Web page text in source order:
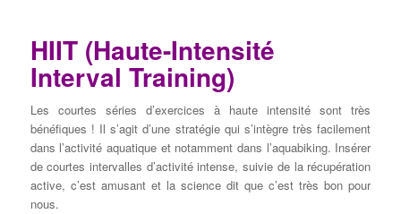
HIIT (Haute-Intensité
Interval Training)
Les courtes séries d’exercices à haute intensité sont très
bénéfiques ! Il s’agit d’une stratégie qui s’intègre très facilement
dans l’activité aquatique et notamment dans l’aquabiking. Insérer
de courtes intervalles d’activité intense, suivie de la récupération
active, c’est amusant et la science dit que c’est très bon pour
nous.